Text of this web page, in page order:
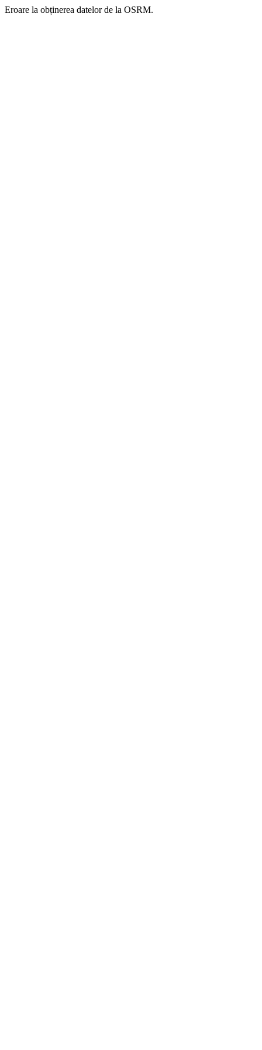
Eroare la obținerea datelor de la OSRM.